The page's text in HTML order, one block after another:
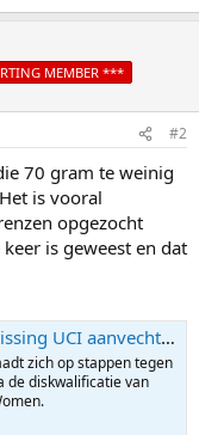
MEMBER ***
#2
70 gram te weinig
is vooral
opgezocht
is geweest en dat
'Maar ze is al naar huis'
zich op stappen tegen
de diskwalificatie van